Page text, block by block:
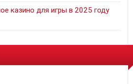
казино для игры в 2025 году